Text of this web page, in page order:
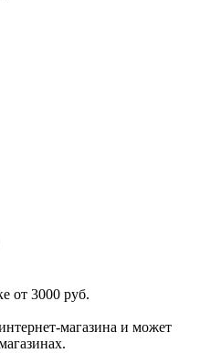
от 3000 руб.
магазина и может